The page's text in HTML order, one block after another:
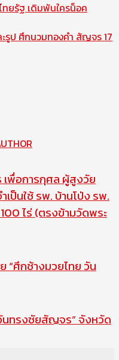
ทยรัฐ เดิมพันใครน็อค
รูป ศึกนวมทองคำ สัญจร 17
พื่อการกุศล ผู้สูงวัย
ป็นใช้ รพ. บ้านโป่ง รพ.
ไร่ (ตรงข้ามวัดพระ
“ศึกช้างมวยไทย วัน
นทรงชัยสัญจร” จังหวัด